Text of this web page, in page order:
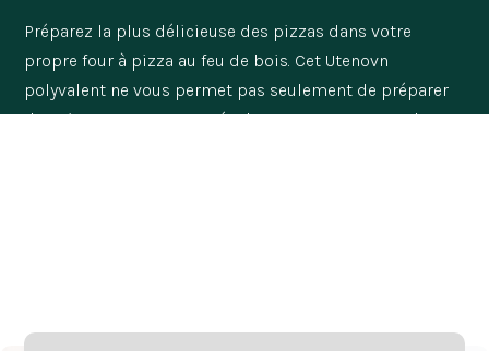
Préparez la plus délicieuse des pizzas dans votre
propre four à pizza au feu de bois. Cet Utenovn
polyvalent ne vous permet pas seulement de préparer
des pizzas. Vous pouvez également vous surprendre et